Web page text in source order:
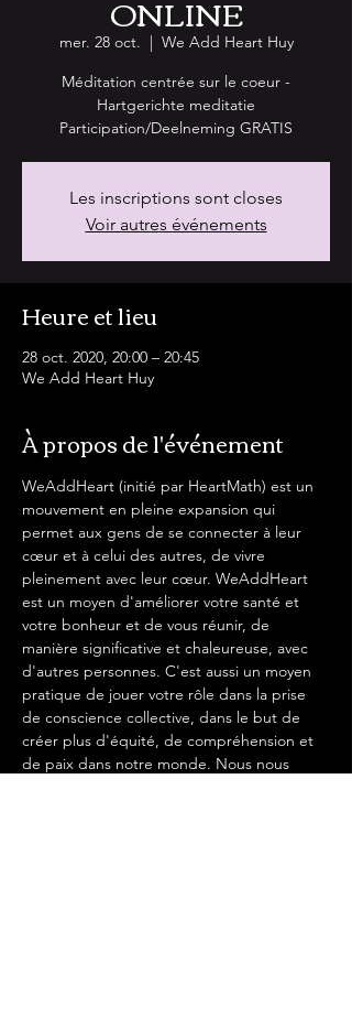
ONLINE
mer. 28 oct.
  |
We Add Heart Huy
Méditation centrée sur le coeur -
Hartgerichte meditatie
Participation/Deelneming GRATIS
Les inscriptions sont closes
Voir autres événements
Heure et lieu
28 oct. 2020, 20:00 – 20:45
We Add Heart Huy
À propos de l'événement
WeAddHeart (initié par HeartMath) est un
mouvement en pleine expansion qui
permet aux gens de se connecter à leur
cœur et à celui des autres, de vivre
pleinement avec leur cœur. WeAddHeart
est un moyen d'améliorer votre santé et
votre bonheur et de vous réunir, de
manière significative et chaleureuse, avec
d'autres personnes. C'est aussi un moyen
pratique de jouer votre rôle dans la prise
de conscience collective, dans le but de
créer plus d'équité, de compréhension et
de paix dans notre monde. Nous nous